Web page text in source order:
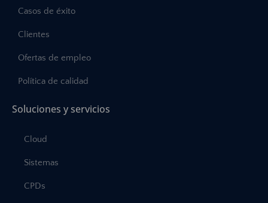
Casos de éxito
Clientes
Ofertas de empleo
Política de calidad
Soluciones y servicios
Cloud
Sistemas
CPDs